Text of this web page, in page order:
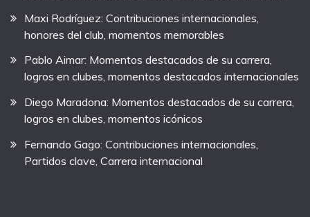
Maxi Rodríguez: Contribuciones internacionales,
honores del club, momentos memorables
Pablo Aimar: Momentos destacados de su carrera,
logros en clubes, momentos destacados internacionales
Diego Maradona: Momentos destacados de su carrera,
logros en clubes, momentos icónicos
Fernando Gago: Contribuciones internacionales,
Partidos clave, Carrera internacional